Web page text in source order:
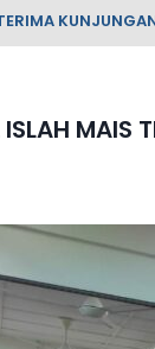
TERIMA
ISLAH